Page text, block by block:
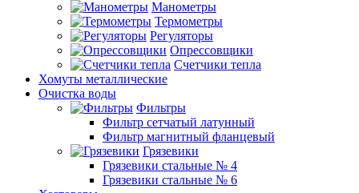
Манометры
Термометры
Регуляторы
Опрессовщики
Счетчики тепла
Хомуты металлические
Очистка воды
Фильтры
Фильтр сетчатый латунный
Фильтр магнитный фланцевый
Грязевики
Грязевики стальные № 4
Грязевики стальные № 6